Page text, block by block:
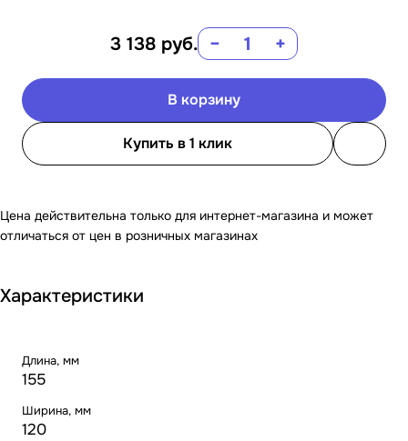
3 138 руб. − +
В корзину
Купить в 1 клик
Цена действительна только для интернет-магазина и может
отличаться от цен в розничных магазинах
Характеристики
Длина, мм
155
Ширина, мм
120